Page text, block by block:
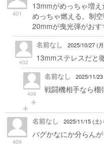
401
13mmがめっちゃ増
めっちゃ燃える。制
20mmが曳光弾がおす
402
名前なし 2025/10/27 (
13mmステレスだと
406
名前なし 2025/11/
戦闘機相手なら榴
404
名前なし 2025/11/15 (土)
バグかなにか分らん